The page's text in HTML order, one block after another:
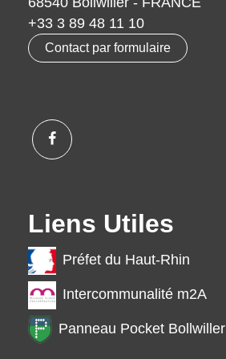
+33 3 89 48 11 10
Contact par formulaire
Liens Utiles
Préfet du Haut-Rhin
Intercommunalité m2A
Panneau Pocket Bollwiller